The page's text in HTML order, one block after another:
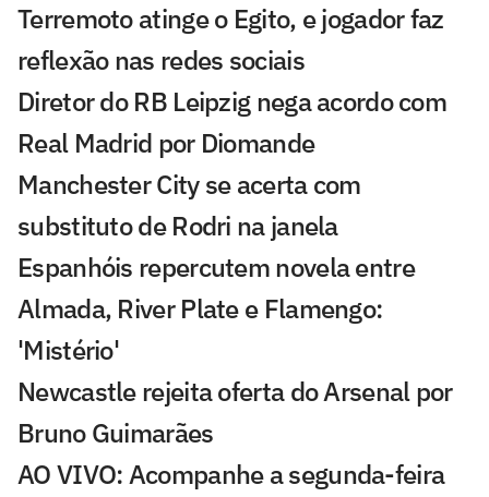
Terremoto atinge o Egito, e jogador faz
reflexão nas redes sociais
Diretor do RB Leipzig nega acordo com
Real Madrid por Diomande
Manchester City se acerta com
substituto de Rodri na janela
Espanhóis repercutem novela entre
Almada, River Plate e Flamengo:
'Mistério'
Newcastle rejeita oferta do Arsenal por
Bruno Guimarães
AO VIVO: Acompanhe a segunda-feira